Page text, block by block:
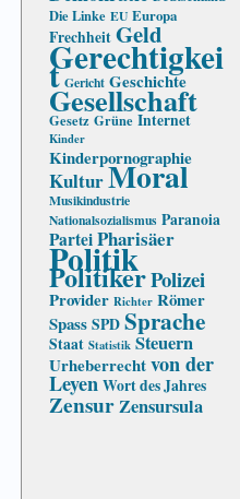
Die Linke EU Europa
Frechheit Geld
Gerechtigkei
t Gericht Geschichte
Gesellschaft
Gesetz Grüne Internet
Kinder
Kinderpornographie
KulturMoral
Musikindustrie
Nationalsozialismus Paranoia
ParteiPharisäer
Politik
PolitikerPolizei
Provider Richter Römer
Spass SPD Sprache
Staat Statistik Steuern
Urheberrechtvon der
Leyen Wort des Jahres
ZensurZensursula